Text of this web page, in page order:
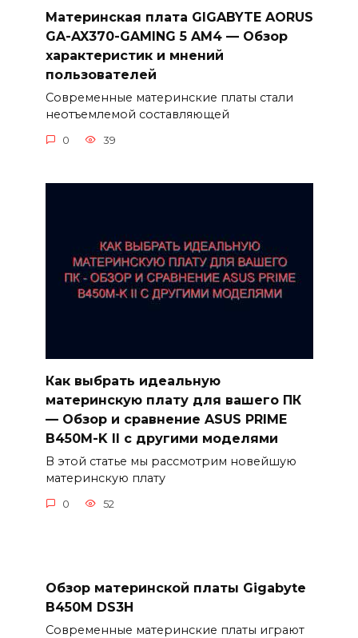
Материнская плата GIGABYTE AORUS
GA-AX370-GAMING 5 AM4 — Обзор
характеристик и мнений
пользователей
Современные материнские платы стали
неотъемлемой составляющей
0 39
Как выбрать идеальную
материнскую плату для вашего ПК
— Обзор и сравнение ASUS PRIME
B450M-K II с другими моделями
В этой статье мы рассмотрим новейшую
материнскую плату
0 52
Обзор материнской платы Gigabyte
B450M DS3H
Современные материнские платы играют